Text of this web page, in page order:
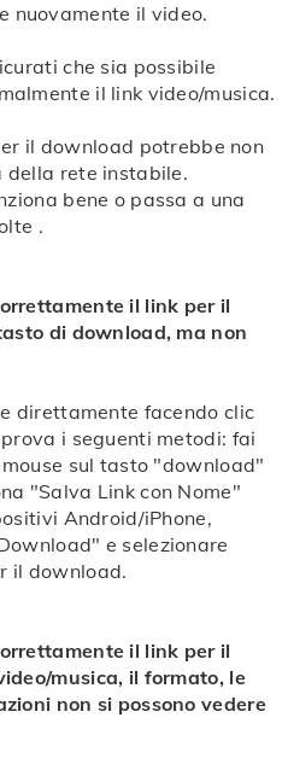
durante il download,
dettagliata, oppure
e fai clic su Download o
download4cc viene a
e li mostra sulla
per diversi dispositivi è
durante il download,
dettagliata
nuovamente il video.
che sia possibile
il link video/musica.
il download potrebbe non
della rete instabile.
bene o passa a una
.
il link per il
di download, ma non
direttamente facendo clic
i seguenti metodi: fai
sul tasto "download"
"Salva Link con Nome"
Android/iPhone,
e selezionare
il download.
il link per il
musica, il formato, le
non si possono vedere